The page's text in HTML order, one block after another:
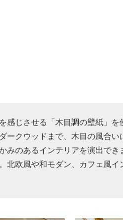
感じさせる「木目調の壁紙」
ークウッドまで、木目の風合
みのあるインテリアを演出で
北欧風や和モダン、カフェ風